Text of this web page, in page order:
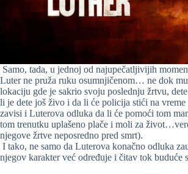
Samo, tada, u jednoj od najupečatljivijih
Luter ne pruža ruku osumnjičenom… ne dok
lokaciju gde je sakrio svoju poslednju žrtvu,
li je dete još živo i da li će policija stići na vreme
zavisi i Luterova odluka da li će pomoći tom
tom trenutku uplašeno plače i moli za
njegove žrtve neposredno pred smrt).
I tako, ne samo da Luterova konačno odluka
njegov karakter već određuje i čitav tok buduće